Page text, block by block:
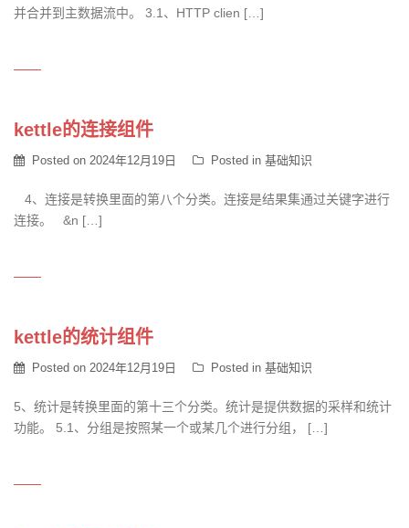
并合并到主数据流中。 3.1、HTTP clien […]
kettle的连接组件
Posted on 2024年12月19日 Posted in 基础知识
4、连接是转换里面的第八个分类。连接是结果集通过关键字进行
连接。 &n […]
kettle的统计组件
Posted on 2024年12月19日 Posted in 基础知识
5、统计是转换里面的第十三个分类。统计是提供数据的采样和统计
功能。 5.1、分组是按照某一个或某几个进行分组， […]